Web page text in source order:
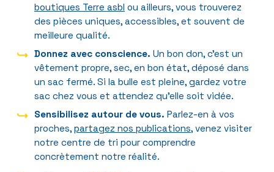
boutiques Terre asbl ou ailleurs, vous trouverez
des pièces uniques, accessibles, et souvent de
meilleure qualité.
Donnez avec conscience. Un bon don, c’est un
vêtement propre, sec, en bon état, déposé dans
un sac fermé. Si la bulle est pleine, gardez votre
sac chez vous et attendez qu’elle soit vidée.
Sensibilisez autour de vous. Parlez-en à vos
proches, partagez nos publications, venez visiter
notre centre de tri pour comprendre
concrètement notre réalité.